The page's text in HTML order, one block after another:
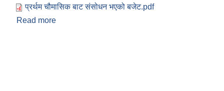
प्रर्थम चौमासिक बाट संसोधन भएको बजेट.pdf
Read more